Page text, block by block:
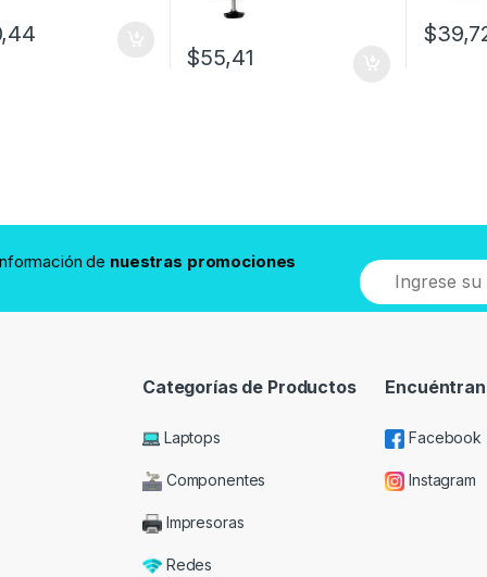
$55,41
$
de nuestras promociones
Categorías de Productos
Laptops
Componentes
Impresoras
Redes
Facebook
Instagram